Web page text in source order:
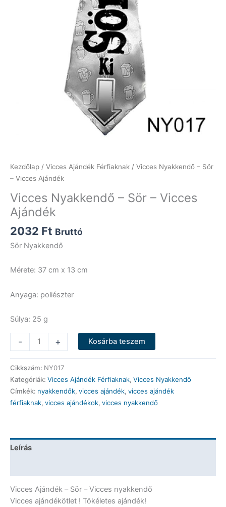
Kezdőlap / Vicces Ajándék Férfiaknak / Vicces Nyakkendő – Sör
– Vicces Ajándék
Vicces Nyakkendő – Sör – Vicces
Ajándék
2032 Ft Bruttó
Sör Nyakkendő
Mérete: 37 cm x 13 cm
Anyaga: poliészter
Súlya: 25 g
-
Nyakkendő
-
Sör
-
Vicces
Ajándék
+ Kosárba teszem
Cikkszám: NY017
Kategóriák: Vicces Ajándék Férfiaknak, Vicces Nyakkendő
Címkék: nyakkendők, vicces ajándék, vicces ajándék
férfiaknak, vicces ajándékok, vicces nyakkendő
Leírás
Vicces Ajándék – Sör – Vicces nyakkendő
Vicces ajándékötlet ! Tökéletes ajándék!